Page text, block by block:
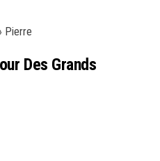
Pierre
Des Grands